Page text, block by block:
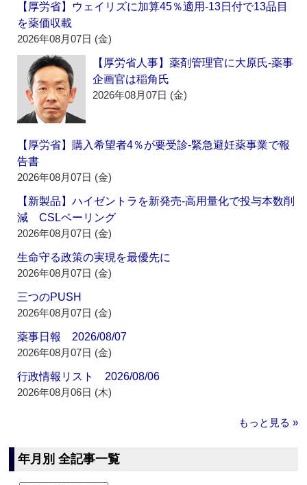
【厚労省】ウェイリズに加算45％適用‐13日付で13品目
を薬価収載
2026年08月07日 (金)
【厚労省人事】薬剤管理官に大原氏‐薬事
企画官は稲角氏
2026年08月07日 (金)
【厚労省】購入希望者4％が要受診‐緊急避妊薬事業で報
告書
2026年08月07日 (金)
【新製品】ハイゼントラを新発売‐高用量化で投与本数削
減 CSLベーリング
2026年08月07日 (金)
生命守る政策の実現を最優先に
2026年08月07日 (金)
三つのPUSH
2026年08月07日 (金)
薬事日報 2026/08/07
2026年08月07日 (金)
行政情報リスト 2026/08/06
2026年08月06日 (木)
もっと見る »
年月別 全記事一覧